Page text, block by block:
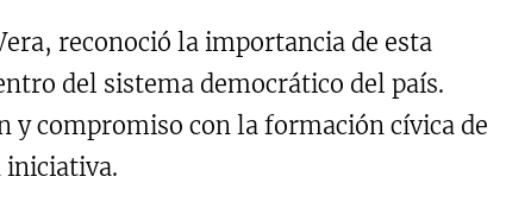
reconoció la importancia de esta
del sistema democrático del país.
y compromiso con la formación cívica de
iniciativa.